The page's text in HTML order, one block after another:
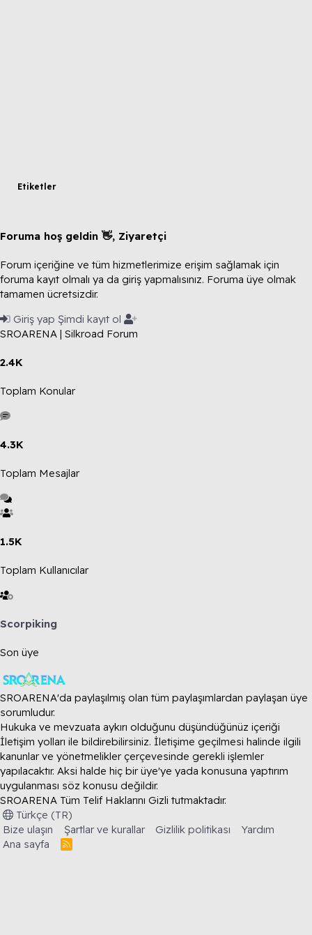
Etiketler
Foruma hoş geldin 👋, Ziyaretçi
Forum içeriğine ve tüm hizmetlerimize erişim sağlamak için
foruma kayıt olmalı ya da giriş yapmalısınız. Foruma üye olmak
tamamen ücretsizdir.
Giriş yap Şimdi kayıt ol
SROARENA | Silkroad Forum
2.4K
Toplam Konular
4.3K
Toplam Mesajlar
1.5K
Toplam Kullanıcılar
Scorpiking
Son üye
SROARENA'da paylaşılmış olan tüm paylaşımlardan paylaşan üye
sorumludur.
Hukuka ve mevzuata aykırı olduğunu düşündüğünüz içeriği
İletişim yolları ile bildirebilirsiniz. İletişime geçilmesi halinde ilgili
kanunlar ve yönetmelikler çerçevesinde gerekli işlemler
yapılacaktır. Aksi halde hiç bir üye'ye yada konusuna yaptırım
uygulanması söz konusu değildir.
SROARENA Tüm Telif Haklarını Gizli tutmaktadır.
Türkçe (TR)
Bize ulaşın
Şartlar ve kurallar Gizlilik politikası
Yardım
Ana sayfa
R